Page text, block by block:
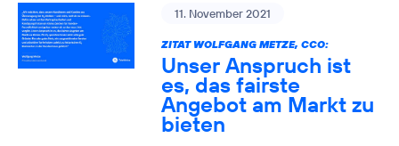
11. November 2021
ZITAT WOLFGANG METZE, CCO:
Unser Anspruch ist
es, das fairste
Angebot am Markt zu
bieten